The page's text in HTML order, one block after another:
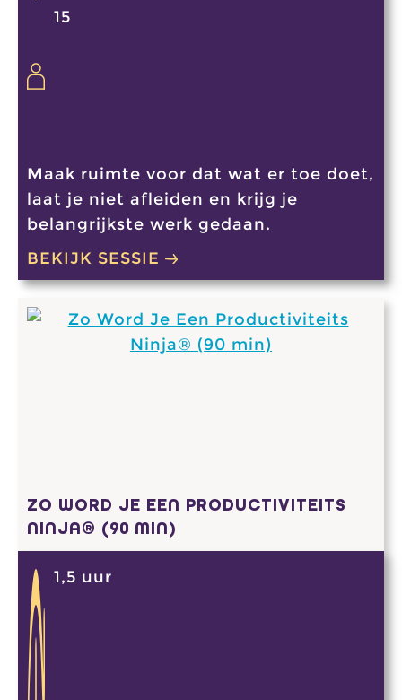
15
Maak ruimte voor dat wat er toe doet,
laat je niet afleiden en krijg je
belangrijkste werk gedaan.
BEKIJK SESSIE
ZO WORD JE EEN PRODUCTIVITEITS
NINJA® (90 MIN)
1,5 uur